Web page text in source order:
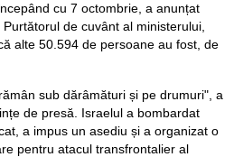
cu 7 octombrie, a anunțat
de cuvânt al ministerului,
alte 50.594 de persoane au fost, de
sub dărâmături și pe drumuri", a
de presă. Israelul a bombardat
a impus un asediu și a organizat o
pentru atacul transfrontalier al